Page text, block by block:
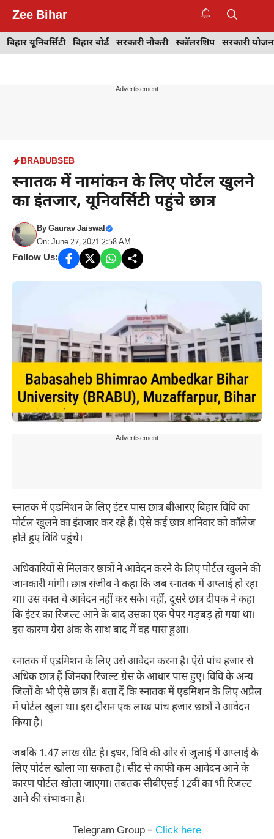
content
Zee Bihar
बिहार यूनिवर्सिटी बिहार बोर्ड सरकारी नौकरी स्कॉलरशिप सरकारी
---Advertisement---
BRABUBSEB
स्नातक में नामांकन के लिए पोर्टल खुलने
का इंतजार, यूनिवर्सिटी पहुंचे छात्र
ByGaurav Jaiswal
On: June 27, 2021 2:58 AM
Follow Us:
---Advertisement---
स्नातक में एडमिशन के लिए इंटर पास छात्र बीआरए बिहार विवि का
पोर्टल खुलने का इंतजार कर रहे हैं। ऐसे कई छात्र शनिवार को कॉलेज
होते हुए विवि पहुंचे।
अधिकारियों से मिलकर छात्रों ने आवेदन करने के लिए पोर्टल खुलने की
जानकारी मांगी। छात्र संजीव ने कहा कि जब स्नातक में अप्लाई हो रहा
था। उस वक्त वे आवेदन नहीं कर सके। वहीं, दूसरे छात्र दीपक ने कहा
कि इंटर का रिजल्ट आने के बाद उसका एक पेपर गड़बड़ हो गया था।
इस कारण ग्रेस अंक के साथ बाद में वह पास हुआ।
स्नातक में एडमिशन के लिए उसे आवेदन करना है। ऐसे पांच हजार से
अधिक छात्र हैं जिनका रिजल्ट ग्रेस के आधार पास हुए। विवि के अन्य
जिलों के भी ऐसे छात्र हैं। बता दें कि स्नातक में एडमिशन के लिए अप्रैल
में पोर्टल खुला था। इस दौरान एक लाख पांच हजार छात्रों ने आवेदन
किया है।
जबकि 1.47 लाख सीट है। इधर, विवि की ओर से जुलाई में अप्लाई के
लिए पोर्टल खोला जा सकता है। सीट से काफी कम आवेदन आने के
कारण पोर्टल खोला जाएगा। तबतक सीबीएसई 12वीं का भी रिजल्ट
आने की संभावना है।
Telegram Group – Click here